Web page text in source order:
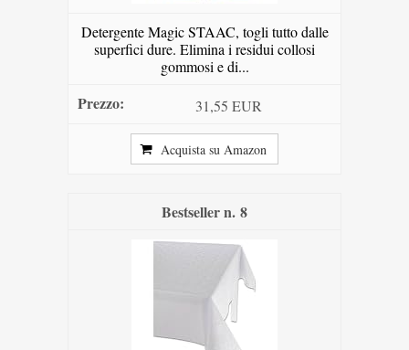
Detergente Magic STAAC, togli tutto dalle
superfici dure. Elimina i residui collosi
gommosi e di...
31,55 EUR
Acquista su Amazon
8